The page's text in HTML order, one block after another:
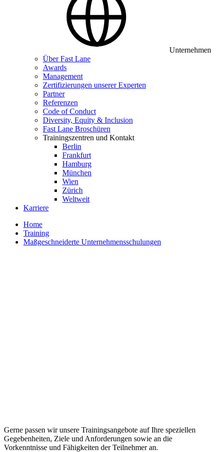
Unternehmen
Über Fast Lane
Awards
Management
Zertifizierungen unserer Experten
Partner
Referenzen
Code of Conduct
Diversity, Equity & Inclusion
Fast Lane Broschüren
Trainingszentren und Kontakt
Berlin
Frankfurt
Hamburg
München
Wien
Zürich
Weltweit
Karriere
Home
Training
Maßgeschneiderte Unternehmensschulungen
Gerne passen wir unsere Trainingsangebote auf Ihre speziellen
Gegebenheiten, Ziele und Anforderungen sowie an die
Vorkenntnisse und Fähigkeiten der Teilnehmer an.